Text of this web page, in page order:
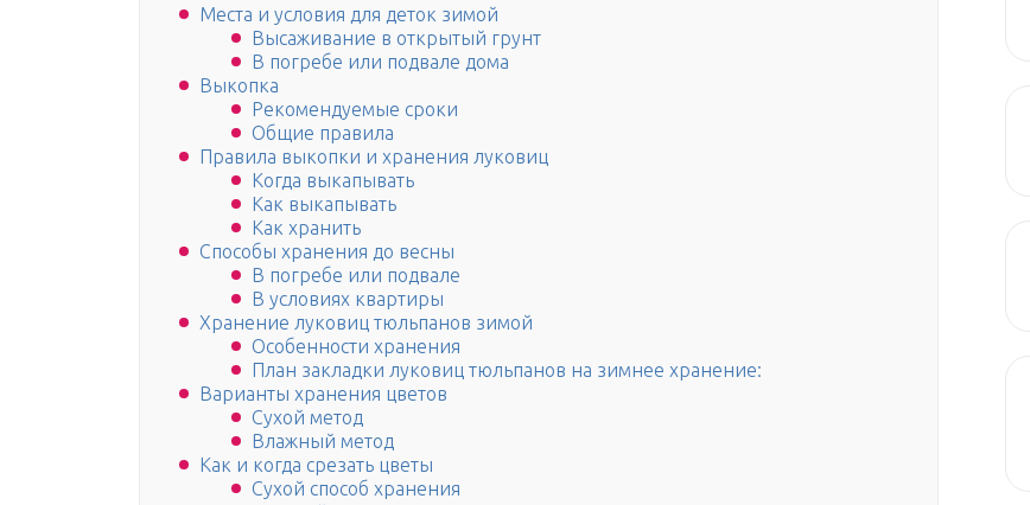
Места и условия для деток зимой
Высаживание в открытый грунт
В погребе или подвале дома
Выкопка
Рекомендуемые сроки
Общие правила
Правила выкопки и хранения луковиц
Когда выкапывать
Как выкапывать
Как хранить
Способы хранения до весны
В погребе или подвале
В условиях квартиры
Хранение луковиц тюльпанов зимой
Особенности хранения
План закладки луковиц тюльпанов на зимнее хранение:
Варианты хранения цветов
Сухой метод
Влажный метод
Как и когда срезать цветы
Сухой способ хранения